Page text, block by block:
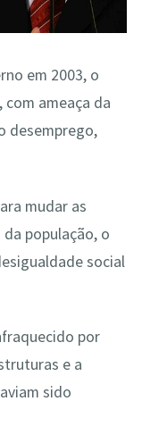
em 2003, o
ameaça da
desemprego,
mudar as
população, o
social
por
e a
sido